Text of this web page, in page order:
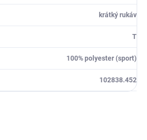
krátký rukáv
T
100% polyester (sport)
102838.452